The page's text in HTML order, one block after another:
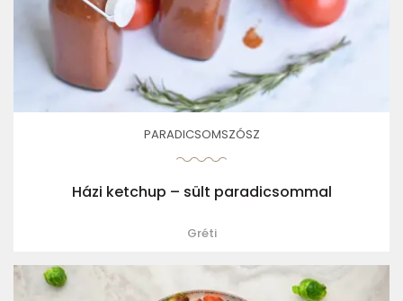
PARADICSOMSZÓSZ
Házi ketchup – sült paradicsommal
Gréti